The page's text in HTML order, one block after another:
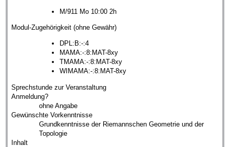
M/911 Mo 10:00 2h
Modul-Zugehörigkeit (ohne Gewähr)
DPL:B:-:4
MAMA:-:8:MAT-8xy
TMAMA:-:8:MAT-8xy
WIMAMA:-:8:MAT-8xy
Sprechstunde zur Veranstaltung
Anmeldung?
ohne Angabe
Gewünschte Vorkenntnisse
Grundkenntnisse der Riemannschen Geometrie und der
Topologie
Inhalt